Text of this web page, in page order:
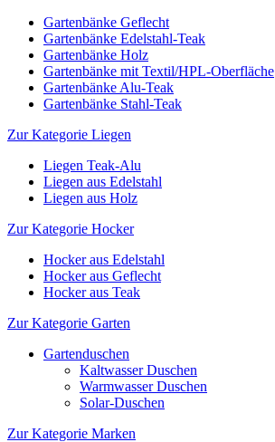
Gartenbänke Geflecht
Gartenbänke Edelstahl-Teak
Gartenbänke Holz
Gartenbänke mit Textil/HPL-Oberfläche
Gartenbänke Alu-Teak
Gartenbänke Stahl-Teak
Zur Kategorie Liegen
Liegen Teak-Alu
Liegen aus Edelstahl
Liegen aus Holz
Zur Kategorie Hocker
Hocker aus Edelstahl
Hocker aus Geflecht
Hocker aus Teak
Zur Kategorie Garten
Gartenduschen
Kaltwasser Duschen
Warmwasser Duschen
Solar-Duschen
Zur Kategorie Marken